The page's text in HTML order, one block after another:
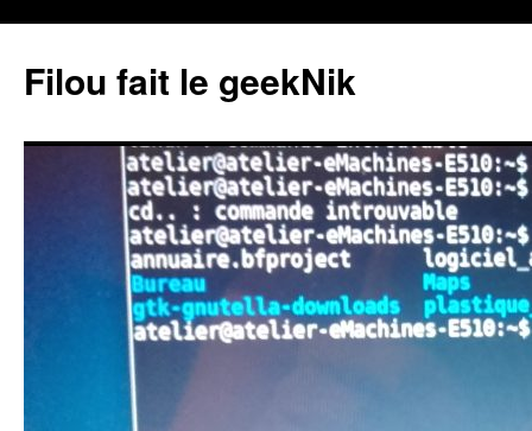
contenu
Filou fait le geekNik